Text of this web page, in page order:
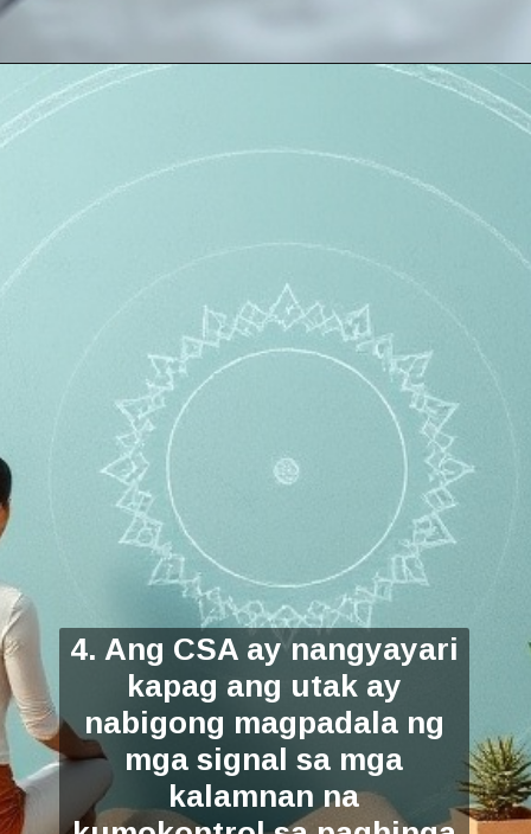
4. Ang CSA ay nangyayari
kapag ang utak ay
nabigong magpadala ng
mga signal sa mga
kalamnan na